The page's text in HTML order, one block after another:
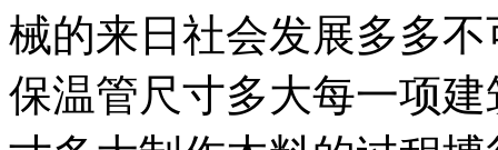
械的来日社会发展多多
保温管尺寸多大每一项